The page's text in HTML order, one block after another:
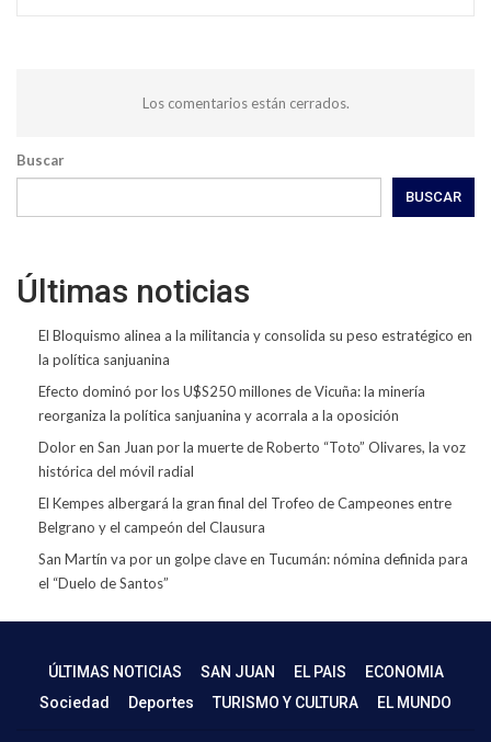
Los comentarios están cerrados.
Buscar
BUSCAR
Últimas noticias
El Bloquismo alinea a la militancia y consolida su peso estratégico en
la política sanjuanina
Efecto dominó por los U$S250 millones de Vicuña: la minería
reorganiza la política sanjuanina y acorrala a la oposición
Dolor en San Juan por la muerte de Roberto “Toto” Olivares, la voz
histórica del móvil radial
El Kempes albergará la gran final del Trofeo de Campeones entre
Belgrano y el campeón del Clausura
San Martín va por un golpe clave en Tucumán: nómina definida para
el “Duelo de Santos”
ÚLTIMAS NOTICIAS SAN JUAN EL PAIS
ECONOMIA
Sociedad
Deportes TURISMO Y CULTURA EL MUNDO